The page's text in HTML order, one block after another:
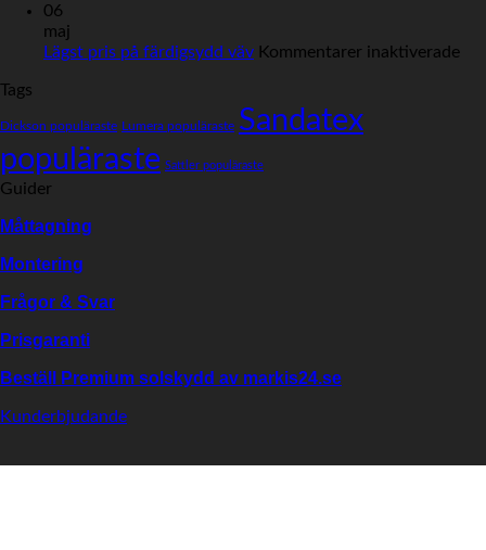
inte
SANDATEX?
06
maj
Lägst pris på färdigsydd väv Kommentarer inaktiveradeför
Tags
Dickson populäraste Lumera populäraste Sandatex
populäraste Sattler populäraste
Guider
Måttagning
Montering
Frågor & Svar
Prisgaranti
Beställ Premium solskydd av markis24.se
Kunderbjudande